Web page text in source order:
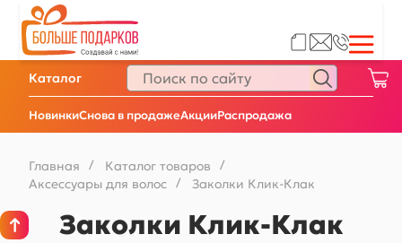
НовинкиСнова в продажеАкцииРаспродажа
Каталог
Главная / Каталог товаров /
Аксессуары для волос / Заколки Клик-Клак
Заколки Клик-Клак